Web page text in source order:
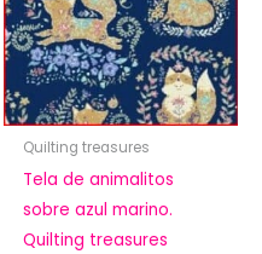
Quilting treasures
Tela de animalitos
sobre azul marino.
Quilting treasures